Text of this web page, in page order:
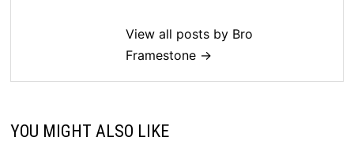
View all posts by Bro
Framestone →
YOU MIGHT ALSO LIKE